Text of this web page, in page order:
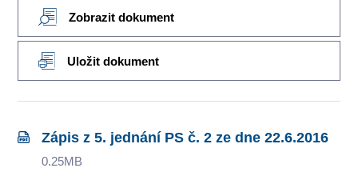
Zobrazit dokument
Uložit dokument
Zápis z 5. jednání PS č. 2 ze dne 22.6.2016
0.25MB